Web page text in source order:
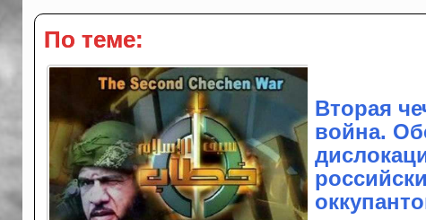
По теме:
Вторая
война.